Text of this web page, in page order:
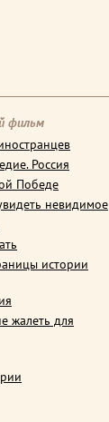
фильм
Россия
Победе
невидимое
истории
жалеть для